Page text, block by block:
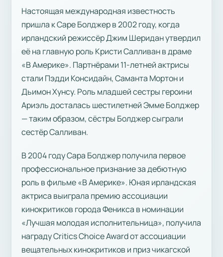
Настоящая международная известность
пришла к Саре Болджер в 2002 году, когда
ирландский режиссёр Джим Шеридан утвердил
её на главную роль Кристи Салливан в драме
«В Америке». Партнёрами 11-летней актрисы
стали Пэдди Консидайн, Саманта Мортон и
Дьимон Хунсу. Роль младшей сестры героини
Ариэль досталась шестилетней Эмме Болджер
— таким образом, сёстры Болджер сыграли
сестёр Салливан.
В 2004 году Сара Болджер получила первое
профессиональное признание за дебютную
роль в фильме «В Америке». Юная ирландская
актриса выиграла премию ассоциации
кинокритиков города Феникса в номинации
«Лучшая молодая исполнительница», получила
награду Critics Choice Award от ассоциации
вещательных кинокритиков и приз чикагской